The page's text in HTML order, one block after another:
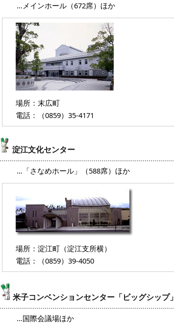
…メインホール（672席）ほか
場所：末広町
電話：（0859）35-4171
淀江文化センター
…「さなめホール」（588席）ほか
場所：淀江町（淀江支所横）
電話：（0859）39-4050
米子コンベンションセンター「ビッグシップ」
…国際会議場ほか